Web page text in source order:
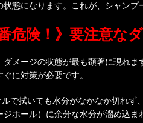
態になります。これが、シャンプ
危険！》要注意な
メージの状態が最も顕著に現れ
に対策が必要です。
ルで拭いても水分がなかなか切れ
ホール）に余分な水分が溜め込ま